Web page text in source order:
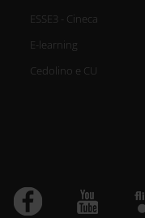
ESSE3 - Cineca
E-learning
Cedolino e CU